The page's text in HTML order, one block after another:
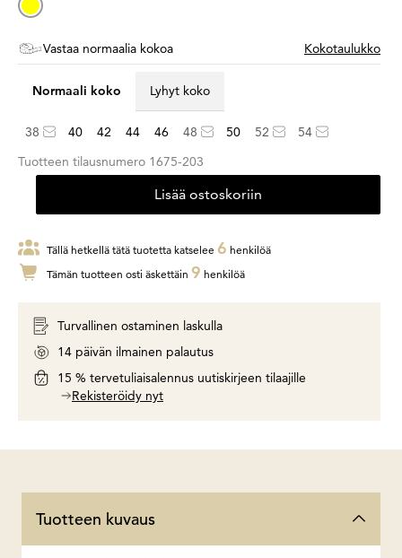
Vastaa normaalia kokoa Kokotaulukko
Normaali koko Lyhyt koko
38 40 42 44 46 48 50 52
54
Tuotteen tilausnumero 1675-203
Lisää ostoskoriin
Tällä hetkellä tätä tuotetta katselee 6 henkilöä
Tämän tuotteen osti äskettäin 9 henkilöä
Turvallinen ostaminen laskulla
14 päivän ilmainen palautus
15 % tervetuliaisalennus uutiskirjeen tilaajille
Rekisteröidy nyt
Tuotteen kuvaus